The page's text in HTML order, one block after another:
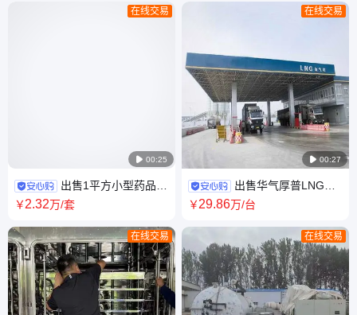
 00:25
在线交易
出售1平方小型药品冻
干机 0.5平方制药干燥机 速食
￥2.32万/套
在线交易
 00:27
在线交易
出售华气厚普LNG加
气站整套设备 ACD潜液泵 CNG
￥29.86万/台
在线交易